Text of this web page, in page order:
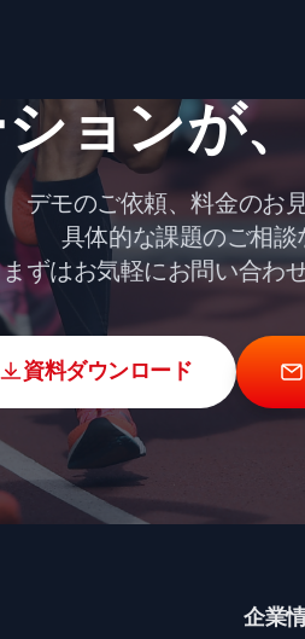
ョンが
デモのご依頼、料金のお
具体的な課題のご相談
まずはお気軽にお問い合わ
資料ダウンロード
企業